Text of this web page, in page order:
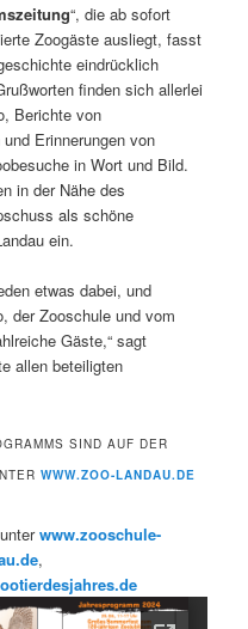
“, die ab sofort
Zoogäste ausliegt, fasst
eindrücklich
finden sich allerlei
Berichte von
Erinnerungen von
in Wort und Bild.
in der Nähe des
als schöne
ein.
etwas dabei, und
der Zooschule und vom
Gäste,“ sagt
allen beteiligten
SIND AUF DER
WWW.ZOO-LANDAU.DE
www.zooschule-
,